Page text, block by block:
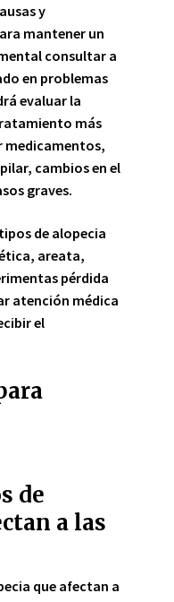
y
mantener un
consultar a
en problemas
evaluar la
más
medicamentos,
cambios en el
graves.
de alopecia
areata,
pérdida
atención médica
el
de
a las
que afectan a